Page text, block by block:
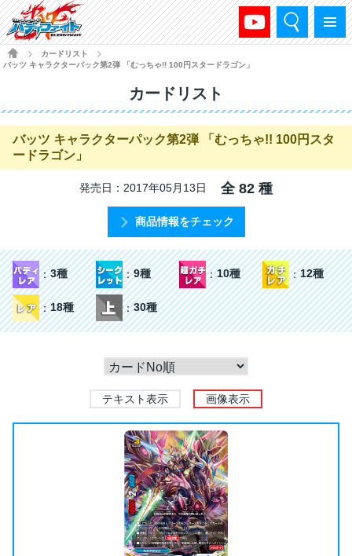
メニュー
検索
HOME
カードリスト
バッツ キャラクターパック第2弾 「むっちゃ!! 100円スタードラゴン」
カードリスト
バッツ キャラクターパック第2弾 「むっちゃ!! 100円スタ
ードラゴン」
発売日：2017年05月13日 全 82 種
商品情報をチェック
3種 9種 10種 12種
18種 30種
テキスト表示 画像表示